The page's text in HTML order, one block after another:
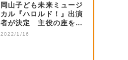
岡山子ども未来ミュージ
カル『ハロルド！』出演
者が決定 主役の座を射
止めた感想は…...
2022/1/16